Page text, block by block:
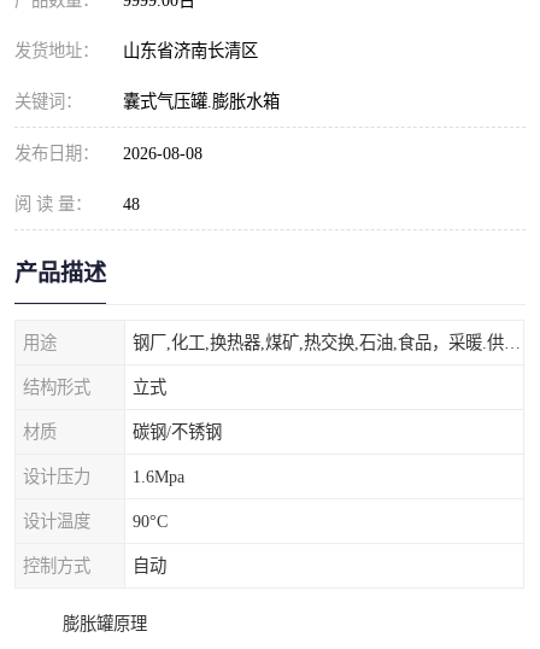
发货地址： 山东省济南长清区
关键词： 囊式气压罐.膨胀水箱
发布日期： 2026-08-08
阅 读 量： 48
产品描述
用途
结构形式 立式
材质 碳钢/不锈钢
设计压力 1.6Mpa
设计温度 90°C
控制方式 自动
膨胀罐原理